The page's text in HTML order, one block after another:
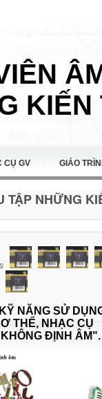
KIẾN
CỤ GV GIÁO
TẬP NHỮNG
NĂNG SỬ
THỂ, NHẠC CỤ
ĐỊNH ÂM".